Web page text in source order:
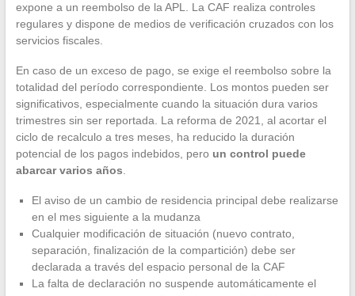
expone a un reembolso de la APL. La CAF realiza controles
regulares y dispone de medios de verificación cruzados con los
servicios fiscales.
En caso de un exceso de pago, se exige el reembolso sobre la
totalidad del período correspondiente. Los montos pueden ser
significativos, especialmente cuando la situación dura varios
trimestres sin ser reportada. La reforma de 2021, al acortar el
ciclo de recalculo a tres meses, ha reducido la duración
potencial de los pagos indebidos, pero un control puede
abarcar varios años
El aviso de un cambio de residencia principal debe realizarse
en el mes siguiente a la mudanza
Cualquier modificación de situación (nuevo contrato,
separación, finalización de la compartición) debe ser
declarada a través del espacio personal de la CAF
La falta de declaración no suspende automáticamente el